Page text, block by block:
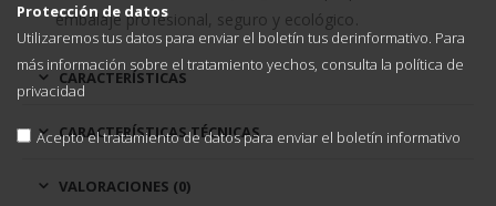
Protección de datos
Utilizaremos tus datos para enviar el boletín tus derinformativo. Para
más información sobre el tratamiento yechos, consulta la política de
privacidad
Acepto el tratamiento de datos para enviar el boletín informativo
embalaje profesional, seguro y ecológico.
CARACTERÍSTICAS
CARACTERÍSTICAS TÉCNICAS
VALORACIONES (0)